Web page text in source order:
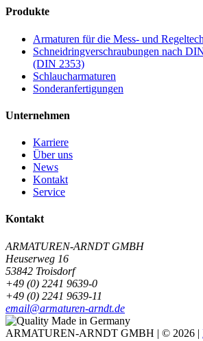
Produkte
Armaturen für die Mess- und
Schneidringverschraubungen nach
(DIN 2353)
Schlaucharmaturen
Sonderanfertigungen
Unternehmen
Karriere
Über uns
News
Kontakt
Service
Kontakt
ARMATUREN-ARNDT GMBH
Heuserweg 16
53842 Troisdorf
+49 (0) 2241 9639-0
+49 (0) 2241 9639-11
email@armaturen-arndt.de
ARMATUREN-ARNDT GMBH | © 2026 |